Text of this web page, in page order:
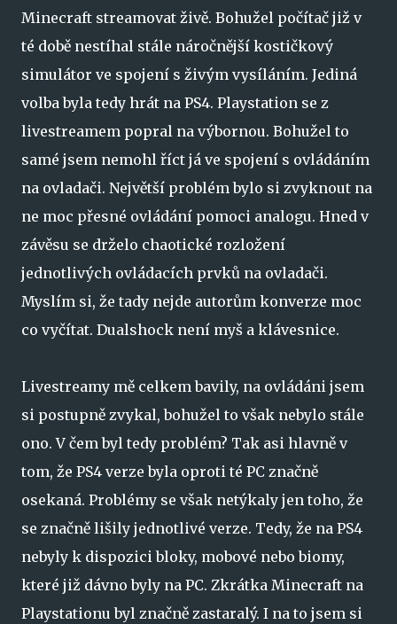
Minecraft streamovat živě. Bohužel počítač již v
té době nestíhal stále náročnější kostičkový
simulátor ve spojení s živým vysíláním. Jediná
volba byla tedy hrát na PS4. Playstation se z
livestreamem popral na výbornou. Bohužel to
samé jsem nemohl říct já ve spojení s ovládáním
na ovladači. Největší problém bylo si zvyknout na
ne moc přesné ovládání pomoci analogu. Hned v
závěsu se drželo chaotické rozložení
jednotlivých ovládacích prvků na ovladači.
Myslím si, že tady nejde autorům konverze moc
co vyčítat. Dualshock není myš a klávesnice.
Livestreamy mě celkem bavily, na ovládáni jsem
si postupně zvykal, bohužel to však nebylo stále
ono. V čem byl tedy problém? Tak asi hlavně v
tom, že PS4 verze byla oproti té PC značně
osekaná. Problémy se však netýkaly jen toho, že
se značně lišily jednotlivé verze. Tedy, že na PS4
nebyly k dispozici bloky, mobové nebo biomy,
které již dávno byly na PC. Zkrátka Minecraft na
Playstationu byl značně zastaralý. I na to jsem si